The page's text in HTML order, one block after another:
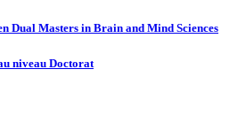
Dual Masters in Brain and Mind Sciences
niveau Doctorat